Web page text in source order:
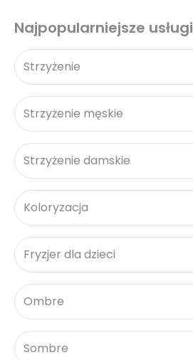
Najpopularniejsze usługi
Strzyżenie
Strzyżenie męskie
Strzyżenie damskie
Koloryzacja
Fryzjer dla dzieci
Ombre
Sombre